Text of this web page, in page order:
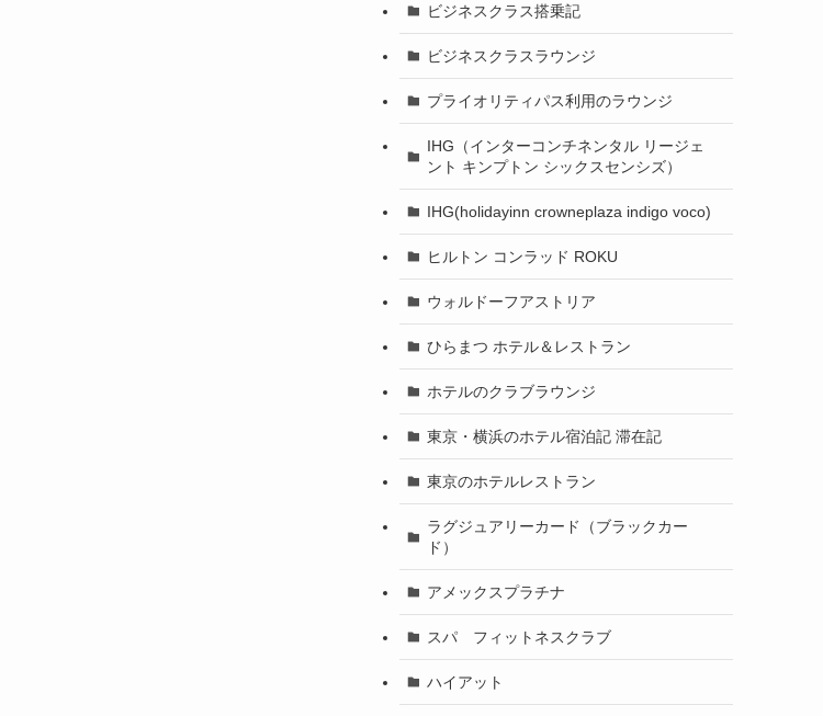
ビジネスクラス搭乗記
ビジネスクラスラウンジ
プライオリティパス利用のラウンジ
IHG（インターコンチネンタル リージェ
ント キンプトン シックスセンシズ）
IHG(holidayinn crowneplaza indigo voco)
ヒルトン コンラッド ROKU
ウォルドーフアストリア
ひらまつ ホテル＆レストラン
ホテルのクラブラウンジ
東京・横浜のホテル宿泊記 滞在記
東京のホテルレストラン
ラグジュアリーカード（ブラックカー
ド）
アメックスプラチナ
スパ フィットネスクラブ
ハイアット